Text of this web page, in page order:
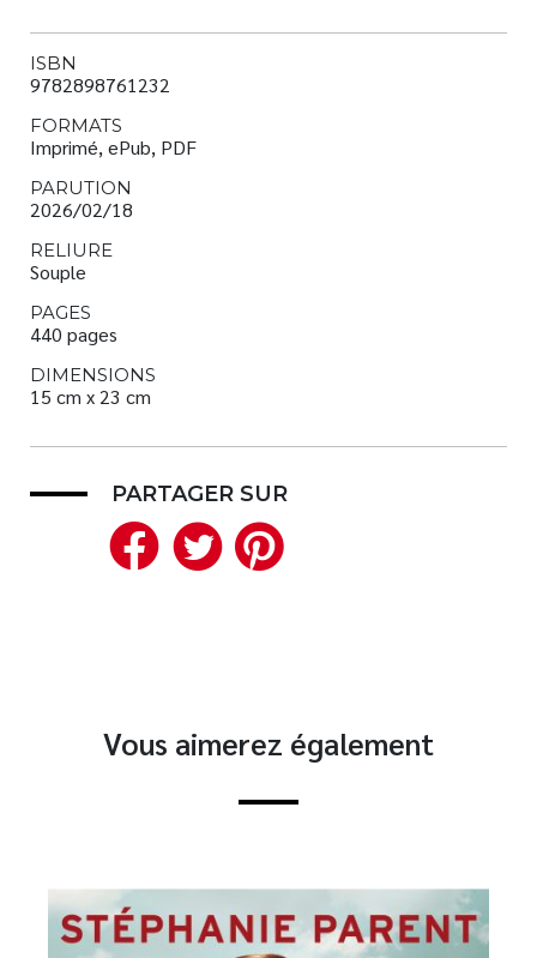
ISBN
9782898761232
FORMATS
Imprimé, ePub, PDF
PARUTION
2026/02/18
RELIURE
Souple
PAGES
440 pages
DIMENSIONS
15 cm x 23 cm
PARTAGER SUR
Facebook
Twitter
Vous aimerez également